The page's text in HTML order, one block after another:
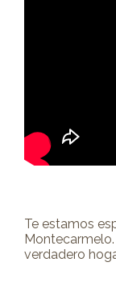
Te estamos
Montecarmelo.
verdadero